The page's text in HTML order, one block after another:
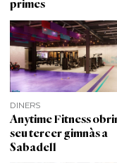
primes
DINERS
Anytime Fitness
seu tercer gimnàs a
Sabadell